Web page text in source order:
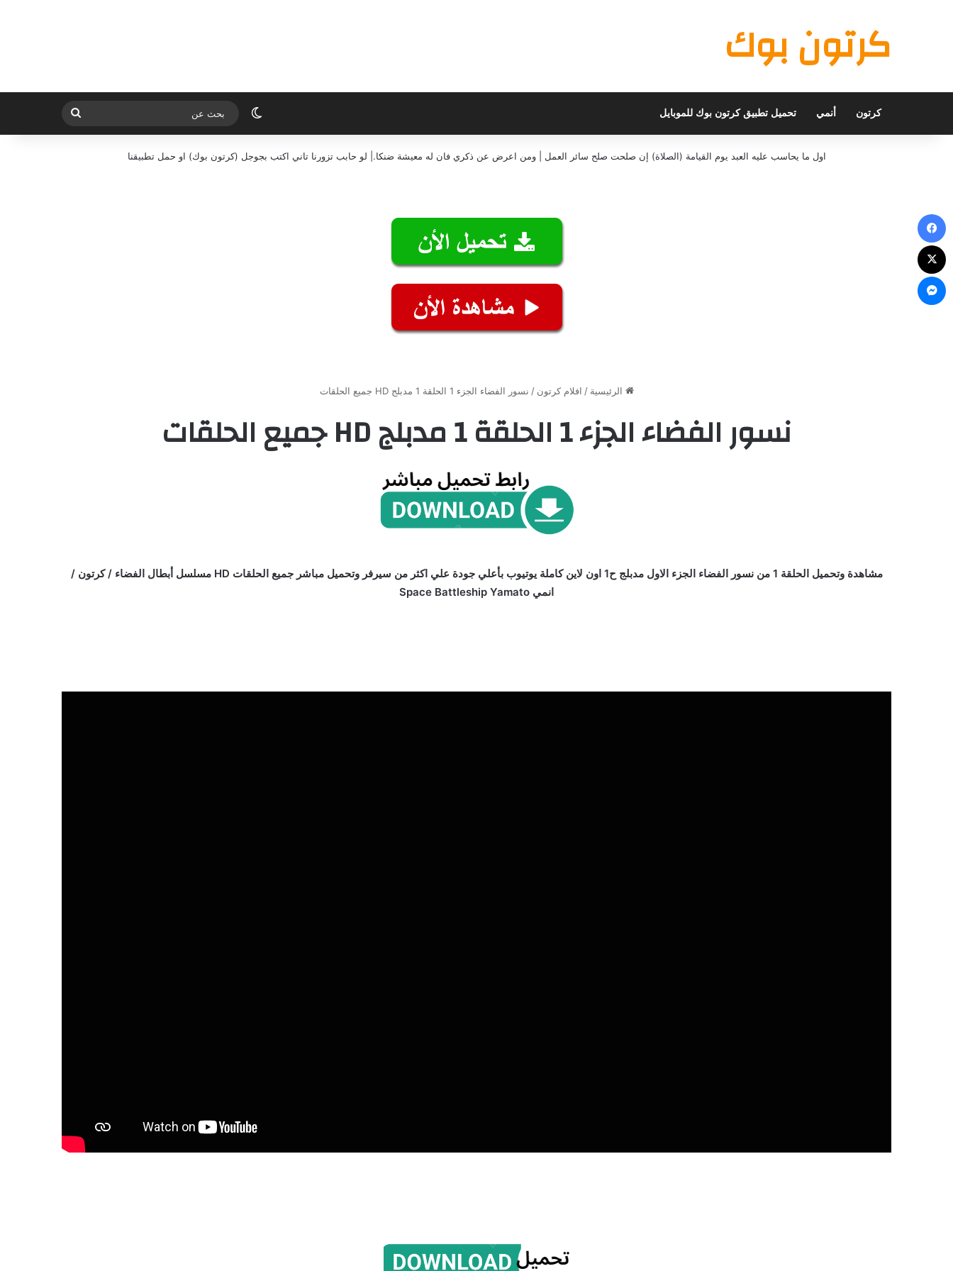
كرتون بوك
كرتون أنمي تحميل تطبيق كرتون بوك للموبايل الوضع المظلم
بحث
عن
اول ما يحاسب عليه العبد يوم القيامة (الصلاة) إن صلحت صلح سائر العمل | ومن اعرض عن ذكري فان له معيشة ضنكا.| لو حابب تزورنا تاني اكتب بجوجل (كرتون بوك) او حمل تطبيقنا
الرئيسية / افلام كرتون / نسور الفضاء الجزء 1 الحلقة 1 مدبلج HD جميع الحلقات
نسور الفضاء الجزء 1 الحلقة 1 مدبلج HD جميع الحلقات
مشاهدة وتحميل الحلقة 1 من نسور الفضاء الجزء الاول مدبلج ح1 اون لاين كاملة يوتيوب بأعلي جودة علي اكثر من سيرفر وتحميل مباشر جميع الحلقات HD مسلسل أبطال الفضاء / كرتون /
انمي Space Battleship Yamato